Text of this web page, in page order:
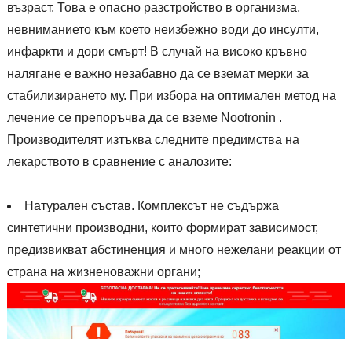
възраст. Това е опасно разстройство в организма,
невниманието към което неизбежно води до инсулти,
инфаркти и дори смърт! В случай на високо кръвно
налягане е важно незабавно да се вземат мерки за
стабилизирането му. При избора на оптимален метод на
лечение се препоръчва да се вземе Nootronin .
Производителят изтъква следните предимства на
лекарството в сравнение с аналозите:
Натурален състав. Комплексът не съдържа
синтетични производни, които формират зависимост,
предизвикват абстиненция и много нежелани реакции от
страна на жизненоважни органи;